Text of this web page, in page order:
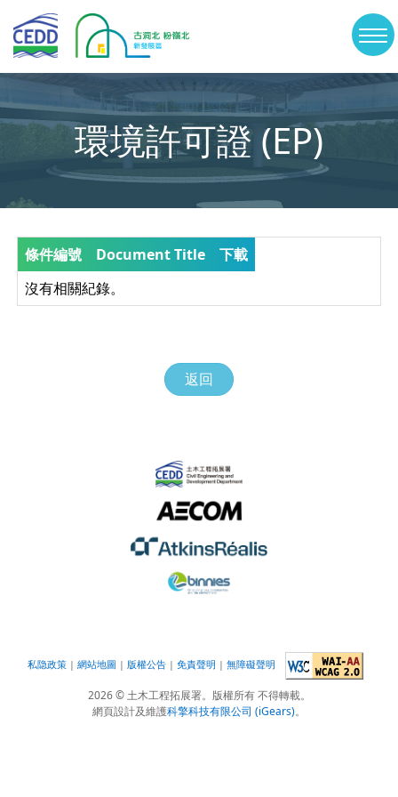
main
content
粉
嶺
北
新
發
展
區
切
換
單
環境許可證 (EP)
條件編號 Document Title
下載
沒有相關紀錄。
返回
私隐政策 | 網站地圖 | 版權公告 | 免責聲明 | 無障礙聲明
2026© 土木工程拓展署。版權所有 不得轉載。
網頁設計及維護科擎科技有限公司 (iGears)。